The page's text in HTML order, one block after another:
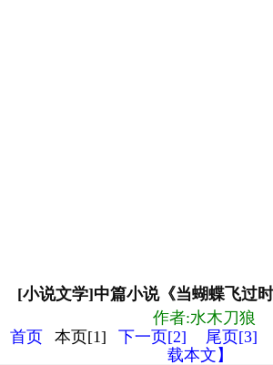
[小说文学]中篇小说《当蝴蝶飞过
作者:水木刀狼
首页
本页[1] 下一页[2] 尾页[3]
载本文】